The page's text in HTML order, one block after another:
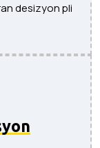
desizyon pli